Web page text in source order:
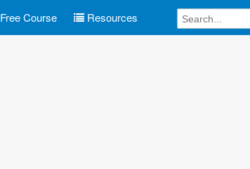
Free Course Resources